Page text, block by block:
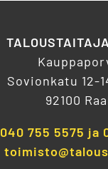
Sovionkatu 12-
92100
040 755 5575 ja